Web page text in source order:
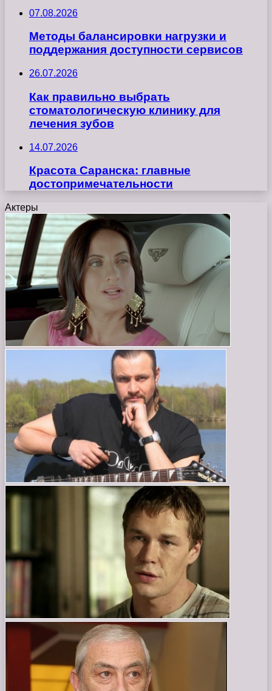
07.08.2026
Методы балансировки нагрузки и
поддержания доступности сервисов
26.07.2026
Как правильно выбрать
стоматологическую клинику для
лечения зубов
14.07.2026
Красота Саранска: главные
достопримечательности
Актеры